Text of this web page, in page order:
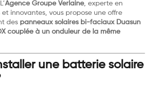
Agence Groupe Verlaine, experte en
innovantes, vous propose une offre
des panneaux solaires bi-faciaux Duasun
couplée à un onduleur de la même
une batterie solaire